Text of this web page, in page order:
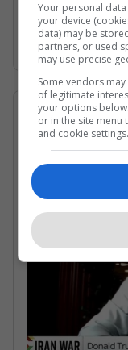
Gjirin Persik
në det të
iraniane. /
07/05/2026 •
Në çfarë
rihapet
Your personal
your device
data) may be
partners, or used
may use precise
Some vendors
of legitimate
your options
or in the site menu
and cookie settings.